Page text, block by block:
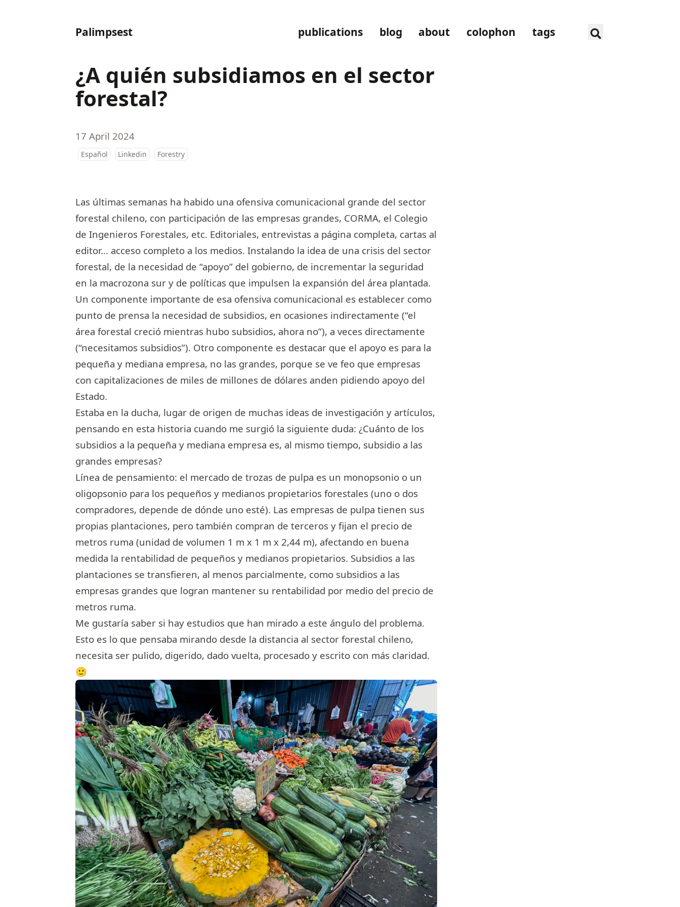
Palimpsest publications blog about colophon tags
¿A quién subsidiamos en el sector
forestal?
17 April 2024
Español Linkedin Forestry
Las últimas semanas ha habido una ofensiva comunicacional grande del sector
forestal chileno, con participación de las empresas grandes, CORMA, el Colegio
de Ingenieros Forestales, etc. Editoriales, entrevistas a página completa, cartas al
editor… acceso completo a los medios. Instalando la idea de una crisis del sector
forestal, de la necesidad de “apoyo” del gobierno, de incrementar la seguridad
en la macrozona sur y de políticas que impulsen la expansión del área plantada.
Un componente importante de esa ofensiva comunicacional es establecer como
punto de prensa la necesidad de subsidios, en ocasiones indirectamente (“el
área forestal creció mientras hubo subsidios, ahora no”), a veces directamente
(“necesitamos subsidios”). Otro componente es destacar que el apoyo es para la
pequeña y mediana empresa, no las grandes, porque se ve feo que empresas
con capitalizaciones de miles de millones de dólares anden pidiendo apoyo del
Estado.
Estaba en la ducha, lugar de origen de muchas ideas de investigación y artículos,
pensando en esta historia cuando me surgió la siguiente duda: ¿Cuánto de los
subsidios a la pequeña y mediana empresa es, al mismo tiempo, subsidio a las
grandes empresas?
Línea de pensamiento: el mercado de trozas de pulpa es un monopsonio o un
oligopsonio para los pequeños y medianos propietarios forestales (uno o dos
compradores, depende de dónde uno esté). Las empresas de pulpa tienen sus
propias plantaciones, pero también compran de terceros y fijan el precio de
metros ruma (unidad de volumen 1 m x 1 m x 2,44 m), afectando en buena
medida la rentabilidad de pequeños y medianos propietarios. Subsidios a las
plantaciones se transfieren, al menos parcialmente, como subsidios a las
empresas grandes que logran mantener su rentabilidad por medio del precio de
metros ruma.
Me gustaría saber si hay estudios que han mirado a este ángulo del problema.
Esto es lo que pensaba mirando desde la distancia al sector forestal chileno,
necesita ser pulido, digerido, dado vuelta, procesado y escrito con más claridad.
🙂